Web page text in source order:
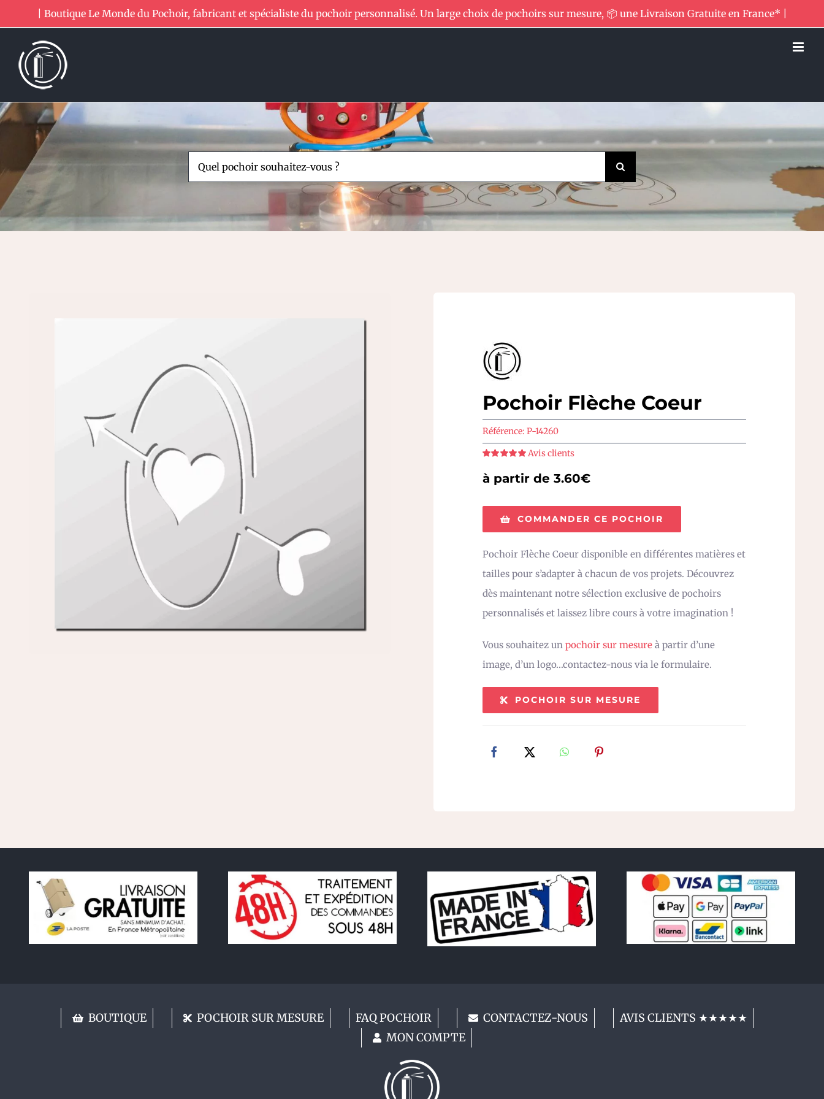
au
contenu
| Boutique Le Monde du Pochoir, fabricant et spécialiste du pochoir personnalisé. Un large choix de pochoirs sur mesure, 📦 une Livraison Gratuite en France* |
Rechercher:
Pochoir Flèche Coeur
Référence: P-14260
Avis clients
à partir de 3.60€
COMMANDER CE POCHOIR
Pochoir Flèche Coeur disponible en différentes matières et
tailles pour s’adapter à chacun de vos projets. Découvrez
dès maintenant notre sélection exclusive de pochoirs
personnalisés et laissez libre cours à votre imagination !
Vous souhaitez un pochoir sur mesure à partir d’une
image, d’un logo…contactez-nous via le formulaire.
POCHOIR SUR MESURE
BOUTIQUE POCHOIR SUR MESURE FAQ POCHOIR CONTACTEZ-NOUS
AVIS CLIENTS ★★★★★
MON COMPTE